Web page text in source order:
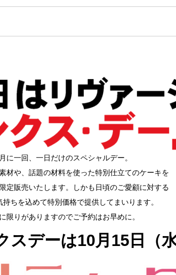
月に一回、一日だけのスペシャルデー。
材や、話題の材料を使った特別仕立てのケーキを
定販売いたします。しかも日頃のご愛顧に対する
持ちを込めて特別価格で提供してまいります。
限りがありますのでご予約はお早めに。
スデーは10月15日（